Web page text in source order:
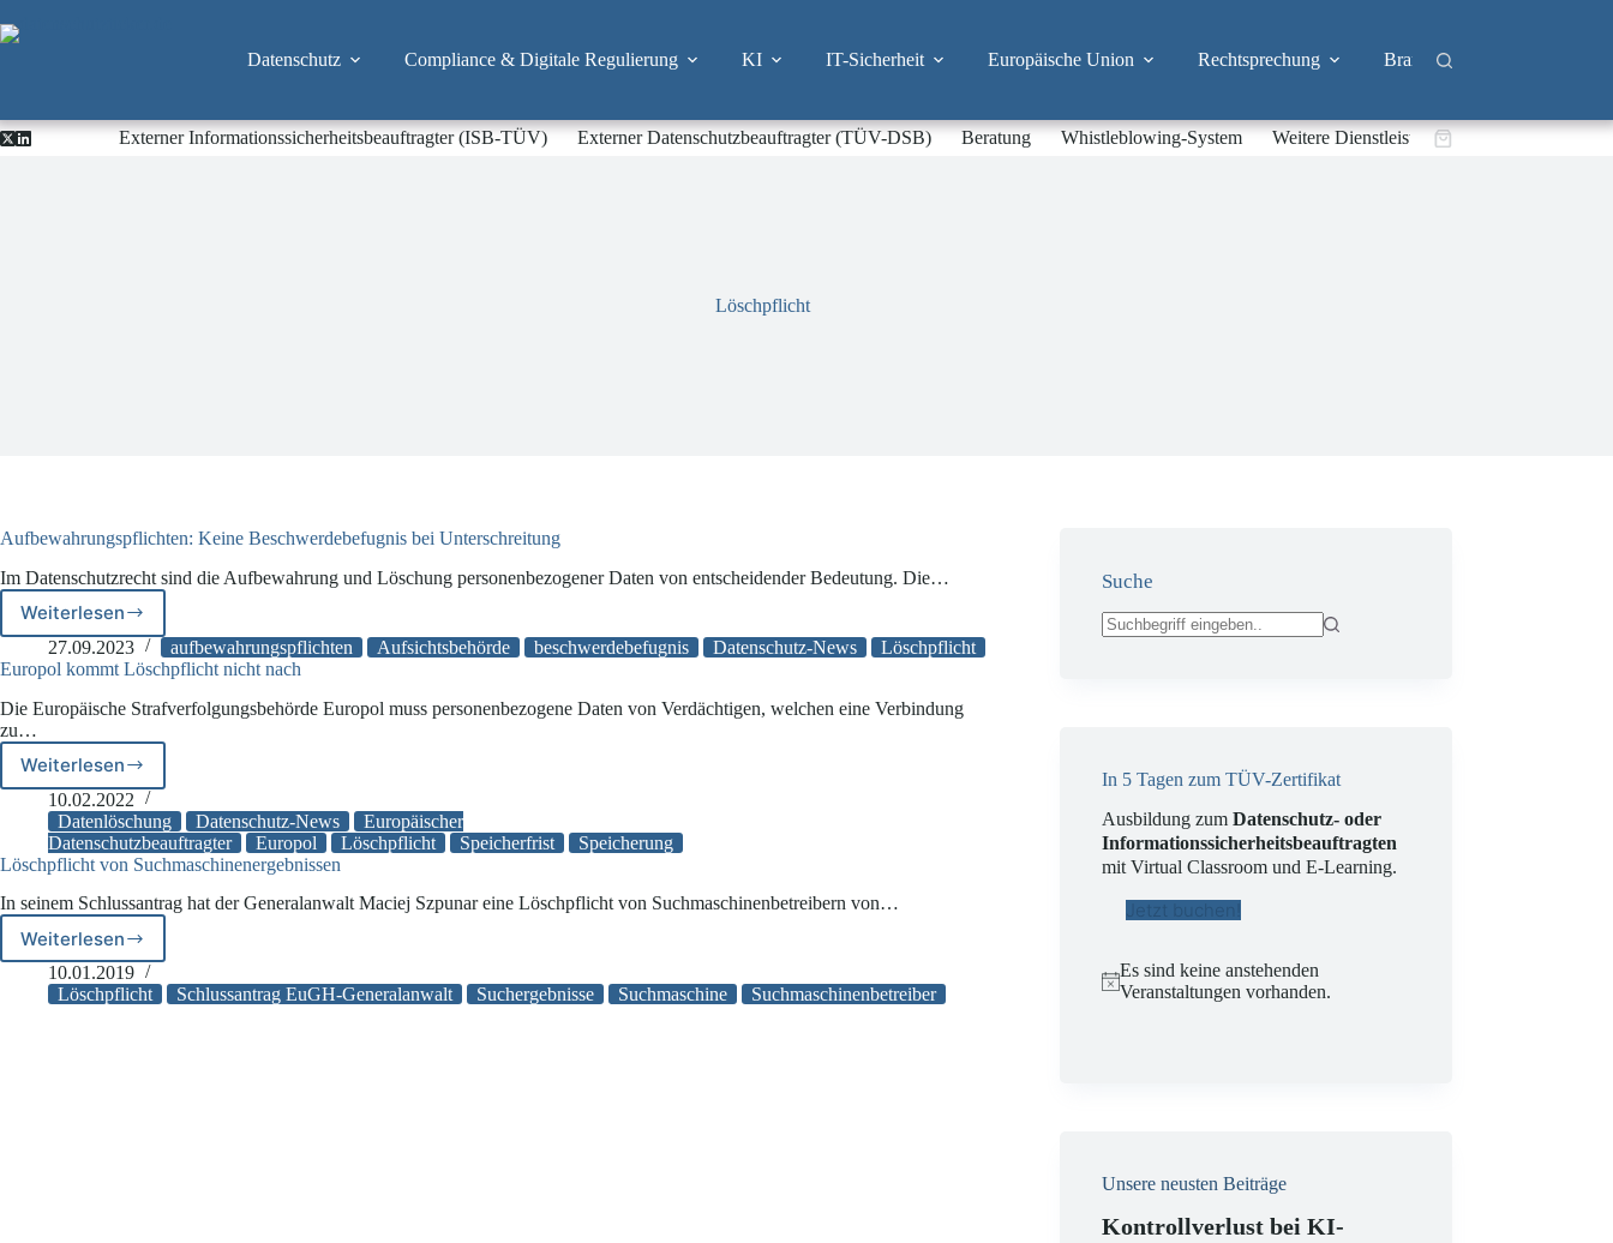
Inhalt
Datenschutz Compliance & Digitale Regulierung KI IT-Sicherheit Europäische Union Rechtsprechung Branchen
Externer Informationssicherheitsbeauftragter (ISB-TÜV) Externer Datenschutzbeauftragter (TÜV-DSB) Beratung Whistleblowing-System Weitere DienstleistungenWarenkorb
Löschpflicht
Aufbewahrungspflichten: Keine Beschwerdebefugnis bei Unterschreitung
Im Datenschutzrecht sind die Aufbewahrung und Löschung personenbezogener Daten von entscheidender Bedeutung. Die…
WeiterlesenAufbewahrungspflichten:
Keine
Beschwerdebefugnis
Unterschreitung
27.09.2023 aufbewahrungspflichten Aufsichtsbehörde beschwerdebefugnis Datenschutz-News
Löschpflicht
Europol kommt Löschpflicht nicht nach
Die Europäische Strafverfolgungsbehörde Europol muss personenbezogene Daten von Verdächtigen, welchen eine Verbindung
zu…
Weiterlesen
Europol
kommt
Löschpflicht
nicht
nach
10.02.2022
Datenlöschung
Datenschutz-News
Europäischer
Datenschutzbeauftragter
Europol Löschpflicht Speicherfrist
Speicherung
Löschpflicht von Suchmaschinenergebnissen
In seinem Schlussantrag hat der Generalanwalt Maciej Szpunar eine Löschpflicht von Suchmaschinenbetreibern von…
WeiterlesenLöschpflicht
von
Suchmaschinenergebnissen
10.01.2019
Löschpflicht
Schlussantrag EuGH-Generalanwalt Suchergebnisse Suchmaschine Suchmaschinenbetreiber
Suche
In 5 Tagen zum TÜV-Zertifikat
Ausbildung zumDatenschutz- oder
Informationssicherheitsbeauftragten
mit Virtual Classroom und E-Learning.
Jetzt buchen!
H
Es sind keine anstehenden
Veranstaltungen vorhanden.
Unsere neusten Beiträge
Kontrollverlust bei KI-